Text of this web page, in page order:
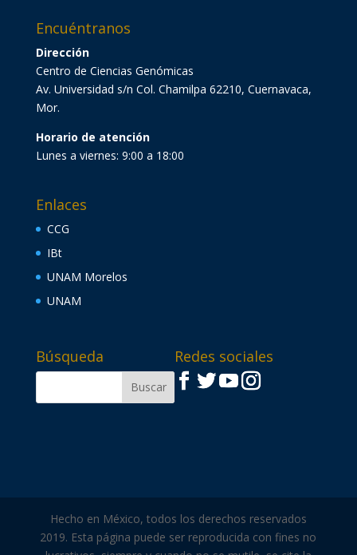
Encuéntranos
Dirección
Centro de Ciencias Genómicas
Av. Universidad s/n Col. Chamilpa 62210, Cuernavaca,
Mor.
Horario de atención
Lunes a viernes: 9:00 a 18:00
Enlaces
CCG
IBt
UNAM Morelos
UNAM
Búsqueda Redes sociales
Hecho en México, todos los derechos reservados
2019. Esta página puede ser reproducida con fines no